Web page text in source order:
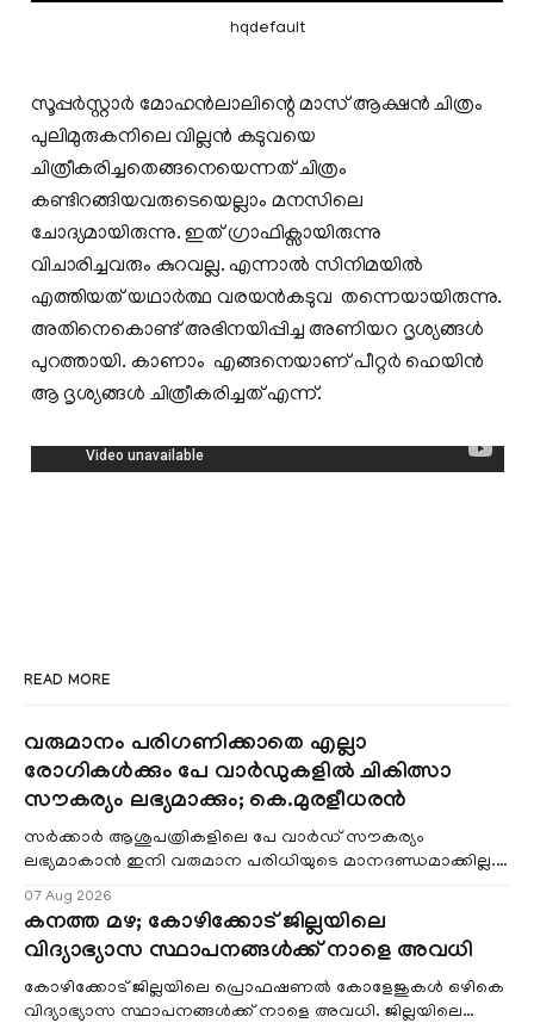
hqdefault
സൂപ്പർസ്റ്റാർ മോഹൻലാലിന്റെ മാസ് ആക്ഷൻ ചിത്രം
പുലിമുരുകനിലെ വില്ലൻ കടുവയെ
ചിത്രീകരിച്ചതെങ്ങനെയെന്നത് ചിത്രം
കണ്ടിറങ്ങിയവരുടെയെല്ലാം മനസിലെ
ചോദ്യമായിരുന്നു. ഇത് ഗ്രാഫിക്സായിരുന്നു
വിചാരിച്ചവരും കുറവല്ല. എന്നാല്‍ സിനിമയില്‍
എത്തിയത് യഥാര്‍ത്ഥ വരയന്‍കടുവ തന്നെയായിരുന്നു.
അതിനെകൊണ്ട് അഭിനയിപ്പിച്ച അണിയറ ദൃശ്യങ്ങള്‍
പുറത്തായി. കാണാം എങ്ങനെയാണ് പീറ്റർ ഹെയിൻ
ആ ദൃശ്യങ്ങൾ ചിത്രീകരിച്ചത് എന്ന്.
READ MORE
വരുമാനം പരിഗണിക്കാതെ എല്ലാ
രോഗികൾക്കും പേ വാർഡുകളിൽ ചികിത്സാ
സൗകര്യം ലഭ്യമാക്കും; കെ.മുരളീധരൻ
സർക്കാർ ആശുപത്രികളിലെ പേ വാർഡ് സൗകര്യം
ലഭ്യമാകാൻ ഇനി വരുമാന പരിധിയുടെ മാനദണ്ഡമാക്കില്ല.
07 Aug 2026
കനത്ത മഴ; കോഴിക്കോട് ജില്ലയിലെ
വിദ്യാഭ്യാസ സ്ഥാപനങ്ങൾക്ക് നാളെ അവധി
കോഴിക്കോട് ജില്ലയിലെ പ്രൊഫഷണൽ കോളേജുകൾ ഒഴികെ
വിദ്യാഭ്യാസ സ്ഥാപനങ്ങൾക്ക് നാളെ അവധി. ജില്ലയിലെ